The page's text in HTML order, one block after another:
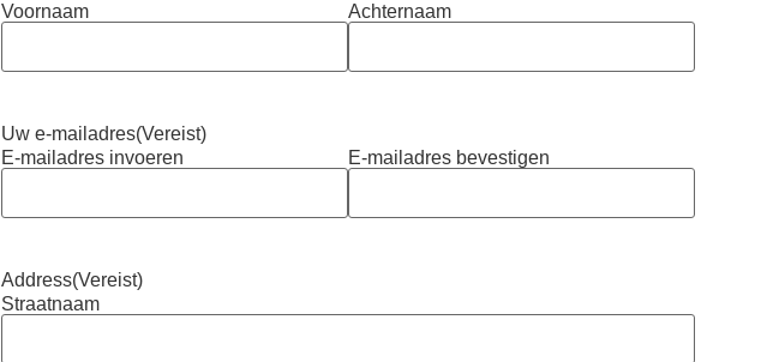
Voornaam
Achternaam
Uw e-mailadres(Vereist)
E-mailadres invoeren
E-mailadres bevestigen
Address(Vereist)
Straatnaam